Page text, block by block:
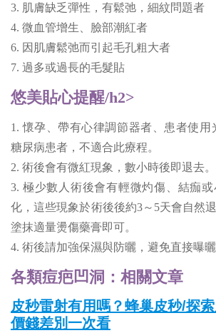
3. 肌膚缺乏彈性，有鬆弛，細紋問題者
4. 微血管增生、臉部潮紅者
6. 因肌膚鬆弛而引起毛孔粗大者
7. 過多或過長的毛髮貼
悠美貼心提醒/h2>
1. 懷孕、帶有心律調節器者、患者使用
糖尿病患者，不適合此療程。
2. 術後會有微紅現象，數小時後即退去。
3. 極少數人術後會有輕微灼傷、結痂
化，這些現象於術後後約3～5天會自然
塗抹適量燙傷藥膏即可。
4. 術後請加強保濕與防曬，避免直接曝曬
各類痘疤凹洞：相關文章
皮秒雷射有用嗎？蜂巢皮秒/探
價錢差別一次看